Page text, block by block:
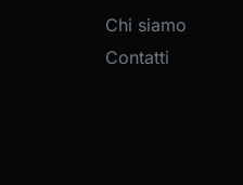
Chi siamo
Contatti